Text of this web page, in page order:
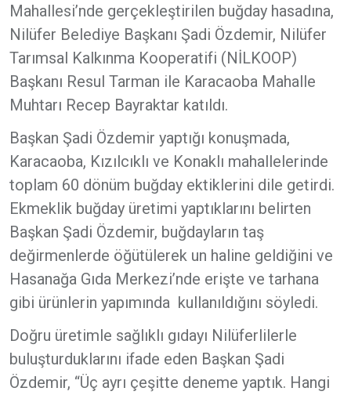
Mahallesi’nde gerçekleştirilen buğday hasadına,
Nilüfer Belediye Başkanı Şadi Özdemir, Nilüfer
Tarımsal Kalkınma Kooperatifi (NİLKOOP)
Başkanı Resul Tarman ile Karacaoba Mahalle
Muhtarı Recep Bayraktar katıldı.
Başkan Şadi Özdemir yaptığı konuşmada,
Karacaoba, Kızılcıklı ve Konaklı mahallelerinde
toplam 60 dönüm buğday ektiklerini dile getirdi.
Ekmeklik buğday üretimi yaptıklarını belirten
Başkan Şadi Özdemir, buğdayların taş
değirmenlerde öğütülerek un haline geldiğini ve
Hasanağa Gıda Merkezi’nde erişte ve tarhana
gibi ürünlerin yapımında kullanıldığını söyledi.
Doğru üretimle sağlıklı gıdayı Nilüferlilerle
buluşturduklarını ifade eden Başkan Şadi
Özdemir, “Üç ayrı çeşitte deneme yaptık. Hangi